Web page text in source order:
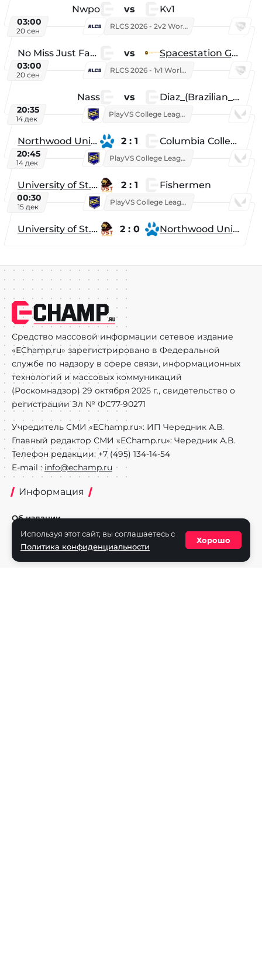
Nwpo vs Kv1
03:00
20 сен
RLCS 2026 - 2v2 World Championship
No Miss Just Fake vs Spacestation Gaming
03:00
20 сен
RLCS 2026 - 1v1 World Championship
Nass vs Diaz_(Brazilian_Player)
20:35
14 дек
PlayVS College League 2025: Fall
Northwood University 2 : 1 Columbia College
20:45
14 дек
PlayVS College League 2025: Fall
University of St. Thomas 2 : 1 Fishermen
00:30
15 дек
PlayVS College League 2025: Fall
University of St. Thomas 2 : 0 Northwood University
Средство массовой информации сетевое издание
«EChamp.ru» зарегистрировано в Федеральной
службе по надзору в сфере связи, информационных
технологий и массовых коммуникаций
(Роскомнадзор) 29 октября 2025 г., свидетельство о
регистрации Эл № ФС77-90271
Учредитель СМИ «EChamp.ru»: ИП Чередник А.В.
Главный редактор СМИ «EChamp.ru»: Чередник А.В.
Телефон редакции: +7 (495) 134-14-54
E-mail : info@echamp.ru
Информация
Об издании
Реклама на портале
Политика конфиденциальности
Используя этот сайт, вы соглашаетесь с
Политика конфиденциальности
Хорошо